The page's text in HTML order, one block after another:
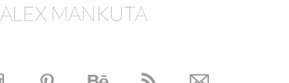
ALEX MANKUTA